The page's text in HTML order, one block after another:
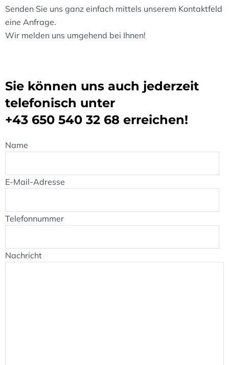
Senden Sie uns ganz einfach mittels unserem Kontaktfeld
eine Anfrage.
Wir melden uns umgehend bei Ihnen!
Sie können uns auch jederzeit
telefonisch unter
+43 650 540 32 68 erreichen!
Name
E-Mail-Adresse
Telefonnummer
Nachricht